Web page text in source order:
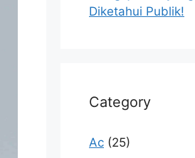
Diketahui Publik!
Category
Ac (25)